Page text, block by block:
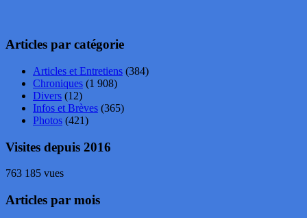
Articles par catégorie
Articles et Entretiens (384)
Chroniques (1 908)
Divers (12)
Infos et Brèves (365)
Photos (421)
Visites depuis 2016
763 185 vues
Articles par mois